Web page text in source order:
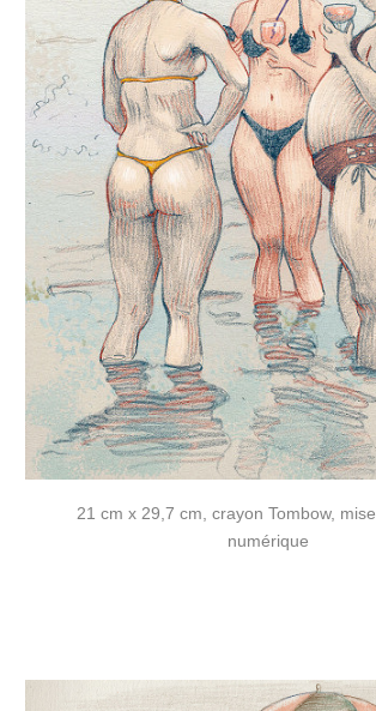
21 cm x 29,7 cm, crayon Tombow,
numérique